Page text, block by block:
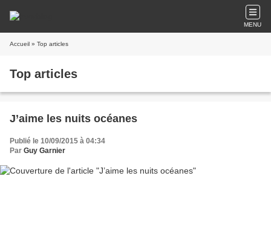
MENU
Accueil » Top articles
Top articles
J’aime les nuits océanes
Publié le 10/09/2015 à 04:34
Par Guy Garnier